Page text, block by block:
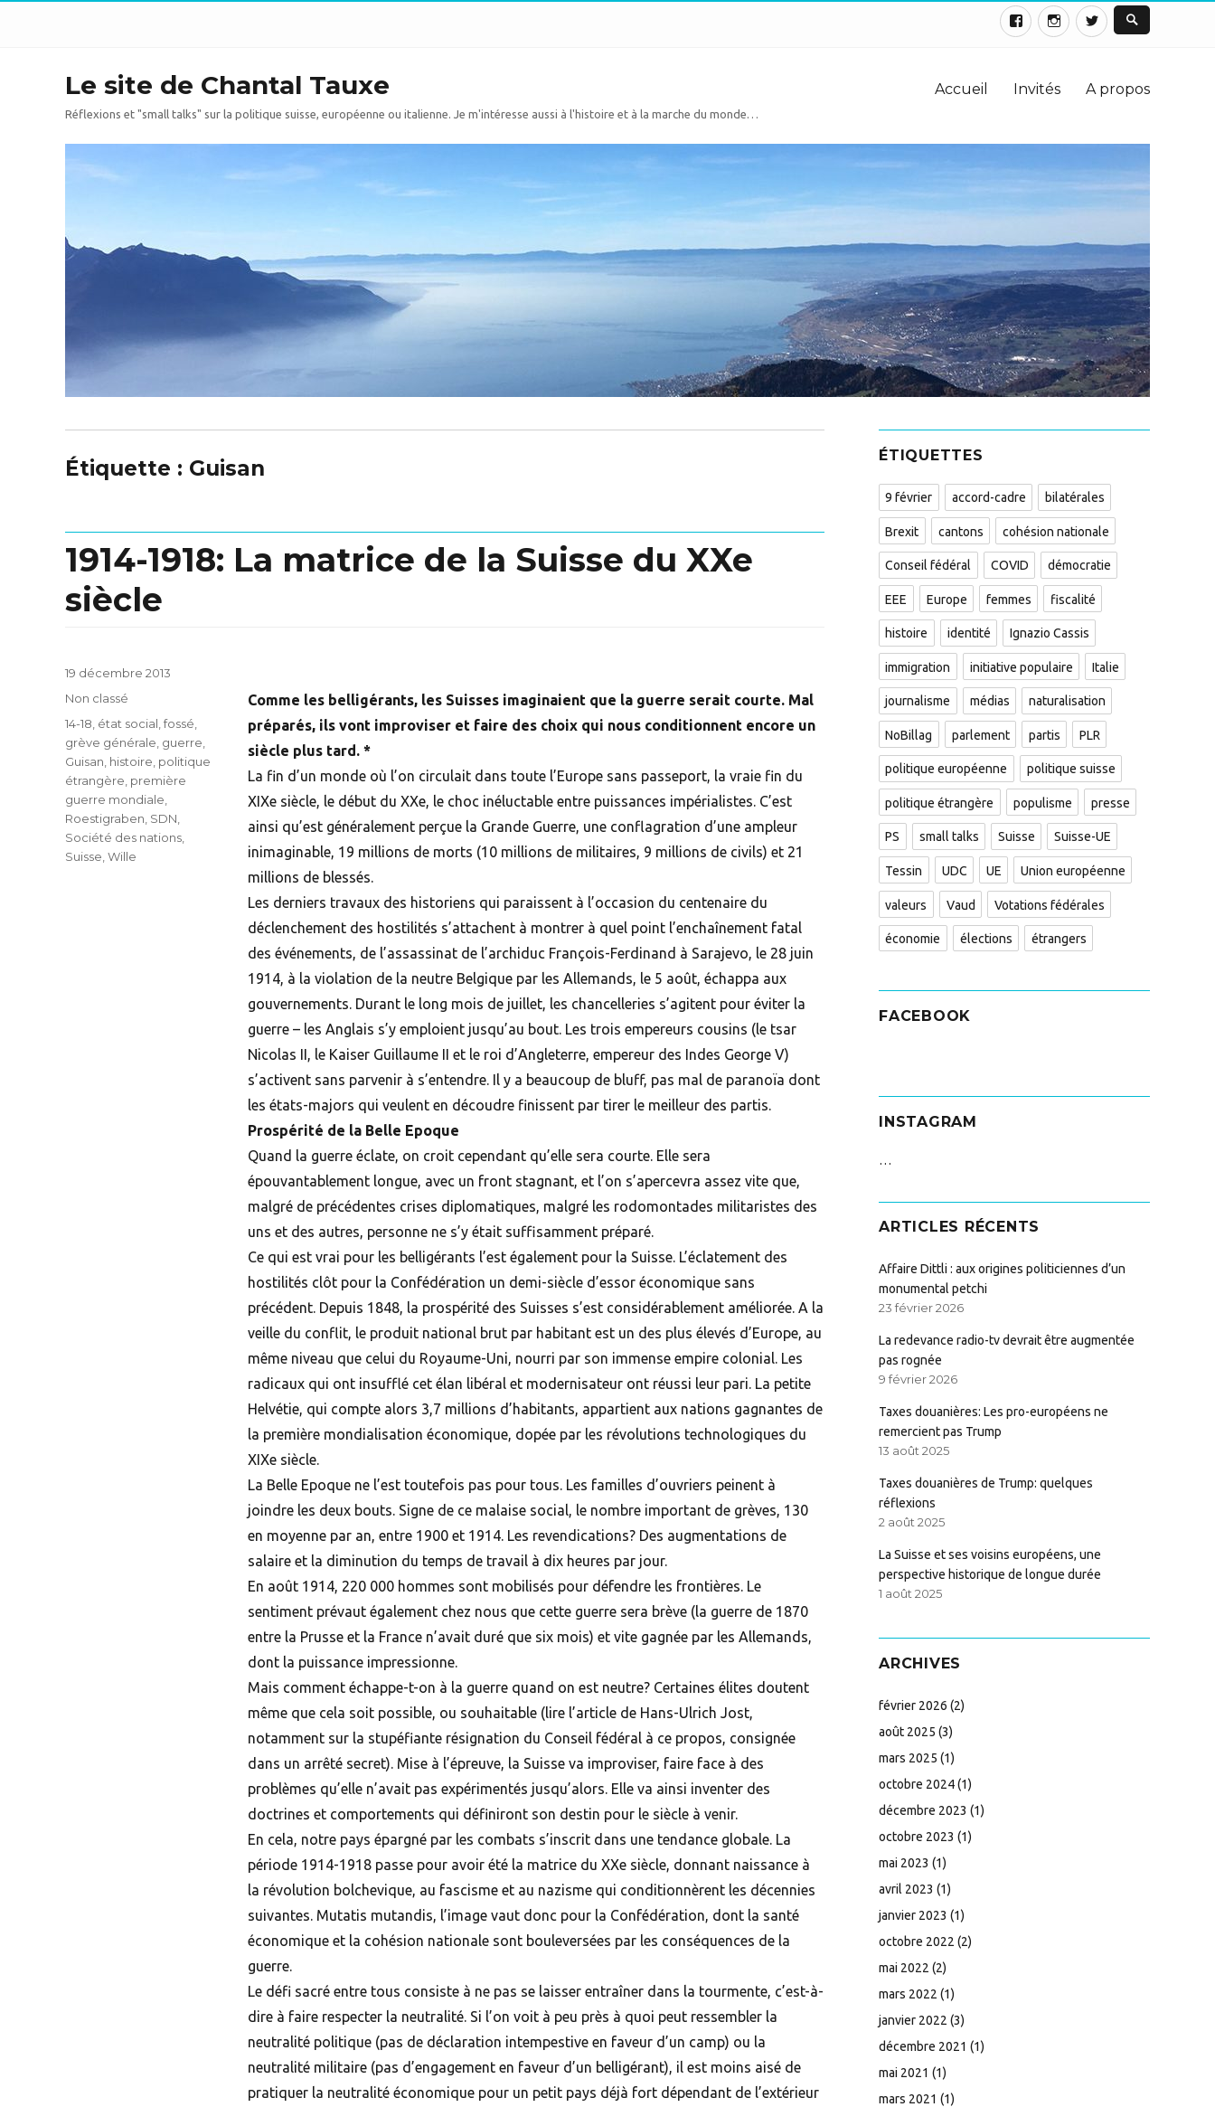
Le site de Chantal Tauxe
Réflexions et "small talks" sur la politique suisse, européenne ou italienne. Je m'intéresse aussi à l'histoire et à la marche du monde…
Accueil Invités A propos
Étiquette : Guisan
1914-1918: La matrice de la Suisse du XXe
siècle
Comme les belligérants, les Suissesimaginaient que la guerre serait courte. Mal
préparés, ils vont improviser et faire des choix qui nous conditionnent encore un
siècle plus tard. *
La fin d’un monde où l’on circulait dans toute l’Europe sans passeport, la vraie fin du
XIXe siècle, le début du XXe, le choc inéluctable entre puissances impérialistes. C’est
ainsi qu’est généralement perçue la Grande Guerre, une conflagration d’une ampleur
inimaginable, 19 millions de morts (10 millions de militaires, 9 millions de civils) et 21
millions de blessés.
Les derniers travaux des historiens qui paraissent à l’occasion du centenaire du
déclenchement des hostilités s’attachent à montrer à quel point l’enchaînement fatal
des événements, de l’assassinat de l’archiduc François-Ferdinand à Sarajevo, le 28 juin
1914, à la violation de la neutre Belgique par les Allemands, le 5 août, échappa aux
gouvernements. Durant le long mois de juillet, les chancelleries s’agitent pour éviter la
guerre – les Anglais s’y emploient jusqu’au bout. Les trois empereurs cousins (le tsar
Nicolas II, le Kaiser Guillaume II et le roi d’Angleterre, empereur des Indes George V)
s’activent sans parvenir à s’entendre. Il y a beaucoup de bluff, pas mal de paranoïa dont
les états-majors qui veulent en découdre finissent par tirer le meilleur des partis.
Prospérité de la Belle Epoque
Quand la guerre éclate, on croit cependant qu’elle sera courte. Elle sera
épouvantablement longue, avec un front stagnant, et l’on s’apercevra assez vite que,
malgré de précédentes crises diplomatiques, malgré les rodomontades militaristes des
uns et des autres, personne ne s’y était suffisamment préparé.
Ce qui est vrai pour les belligérants l’est également pour la Suisse. L’éclatement des
hostilités clôt pour la Confédération un demi-siècle d’essor économique sans
précédent. Depuis 1848, la prospérité des Suisses s’est considérablement améliorée. A la
veille du conflit, le produit national brut par habitant est un des plus élevés d’Europe, au
même niveau que celui du Royaume-Uni, nourri par son immense empire colonial. Les
radicaux qui ont insufflé cet élan libéral et modernisateur ont réussi leur pari. La petite
Helvétie, qui compte alors 3,7 millions d’habitants, appartient aux nations gagnantes de
la première mondialisation économique, dopée par les révolutions technologiques du
XIXe siècle.
La Belle Epoque ne l’est toutefois pas pour tous. Les familles d’ouvriers peinent à
joindre les deux bouts. Signe de ce malaise social, le nombre important de grèves, 130
en moyenne par an, entre 1900 et 1914. Les revendications? Des augmentations de
salaire et la diminution du temps de travail à dix heures par jour.
En août 1914, 220 000 hommes sont mobilisés pour défendre les frontières. Le
sentiment prévaut également chez nous que cette guerre sera brève (la guerre de 1870
entre la Prusse et la France n’avait duré que six mois) et vite gagnée par les Allemands,
dont la puissance impressionne.
Mais comment échappe-t-on à la guerre quand on est neutre? Certaines élites doutent
même que cela soit possible, ou souhaitable (lire l’article de Hans-Ulrich Jost,
notamment sur la stupéfiante résignation du Conseil fédéral à ce propos, consignée
dans un arrêté secret). Mise à l’épreuve, la Suisseva improviser, faire face à des
problèmes qu’elle n’avait pas expérimentés jusqu’alors. Elle va ainsi inventer des
doctrines et comportements qui définiront son destin pour le siècle à venir.
En cela, notre pays épargné par les combats s’inscrit dans une tendance globale. La
période 1914-1918 passe pour avoir été la matrice du XXe siècle, donnant naissance à
la révolution bolchevique, au fascisme et au nazisme qui conditionnèrent les décennies
suivantes. Mutatis mutandis, l’image vaut donc pour la Confédération, dont la santé
économique et la cohésion nationale sont bouleversées par les conséquences de la
guerre.
Le défi sacré entre tous consiste à ne pas se laisser entraîner dans la tourmente, c’est-à-
dire à faire respecter la neutralité. Si l’on voit à peu près à quoi peut ressembler la
neutralité politique (pas de déclaration intempestive en faveur d’un camp) ou la
neutralité militaire (pas d’engagement en faveur d’un belligérant), il est moins aisé de
pratiquer la neutralité économique pour un petit pays déjà fort dépendant de l’extérieur
Posted
19 décembre 2013
Categories
Non classé
Tags
14-18 état social fossé
grève générale guerre
Guisan histoire politique
étrangère première
guerre mondiale
Roestigraben SDN
Société des nations
Suisse Wille
ÉTIQUETTES
9 février accord-cadre bilatérales
Brexit cantons cohésion nationale
Conseil fédéral COVID démocratie
EEE Europe femmes fiscalité
histoire identité Ignazio Cassis
immigration initiative populaire Italie
journalisme médias naturalisation
NoBillag parlement partis PLR
politique européenne politique suisse
politique étrangère populisme presse
PS small talks Suisse Suisse-UE
Tessin UDC UE Union européenne
valeurs Vaud Votations fédérales
économie élections étrangers
FACEBOOK
INSTAGRAM
…
ARTICLES RÉCENTS
Affaire Dittli : aux origines politiciennes d’un
monumental petchi
23 février 2026
La redevance radio-tv devrait être augmentée
pas rognée
9 février 2026
Taxes douanières: Les pro-européens ne
remercient pas Trump
13 août 2025
Taxes douanières de Trump: quelques
réflexions
2 août 2025
La Suisse et ses voisins européens, une
perspective historique de longue durée
1 août 2025
ARCHIVES
février 2026 (2)
août 2025 (3)
mars 2025 (1)
octobre 2024(1)
décembre 2023 (1)
octobre 2023 (1)
mai 2023 (1)
avril 2023 (1)
janvier 2023 (1)
octobre 2022 (2)
mai 2022 (2)
mars 2022 (1)
janvier 2022 (3)
décembre 2021 (1)
mai 2021 (1)
mars 2021 (1)